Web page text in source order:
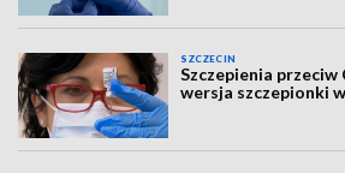
SZCZECIN
Szczepienia przeciw
wersja szczepionki